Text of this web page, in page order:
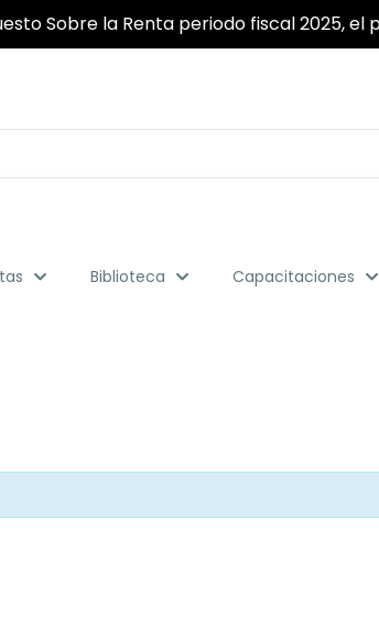
Sobre la Renta periodo fiscal 2025, el
Biblioteca Capacitaciones